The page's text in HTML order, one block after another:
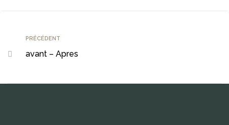
PRÉCÉDENT
avant – Apres